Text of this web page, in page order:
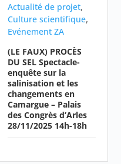
Actualité de projet,
Culture scientifique,
Evénement ZA
(LE FAUX) PROCÈS
DU SEL Spectacle-
enquête sur la
salinisation et les
changements en
Camargue – Palais
des Congrès d’Arles
28/11/2025 14h-18h